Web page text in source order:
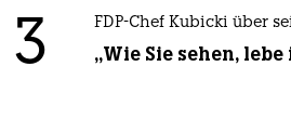
3 FDP-Chef Kubicki über
„Wie Sie sehen, lebe